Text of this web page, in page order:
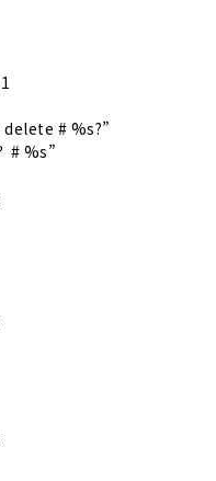
# %s?”
# %s”